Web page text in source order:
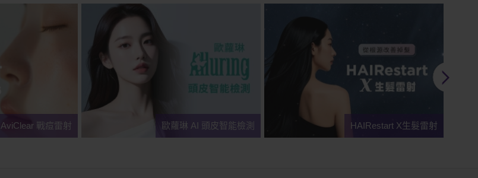
AviClear 戰痘雷射 歐蘿琳 AI 頭皮智能檢測 HAIRestart X生髮雷射
Next